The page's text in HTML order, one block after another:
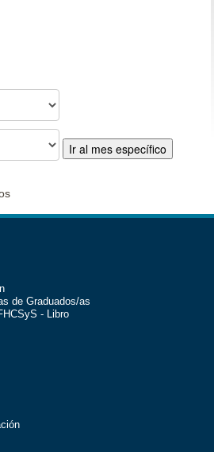
Ir al mes específico
de Graduados/as
- Libro